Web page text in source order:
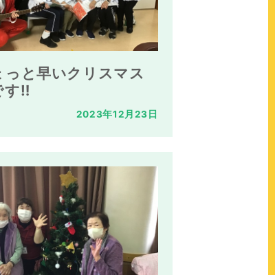
っと早いクリスマス
す‼
2023年12月23日